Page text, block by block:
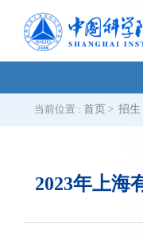
当前位置 : 首页 > 招生
2023年上海